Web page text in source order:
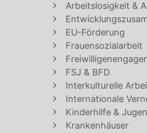
Arbeitslosigkeit &
EU-Förderung
Frauensozialarbeit
FSJ & BFD
Interkulturelle
Internationale
Kinderhilfe &
Krankenhäuser